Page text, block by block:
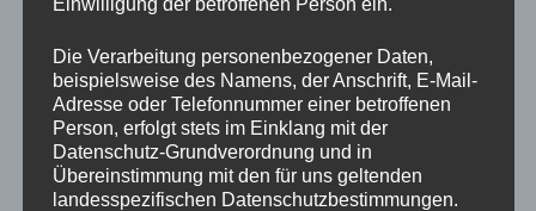
https://bit.ly/kündigung-diechance
#WorkLifeBalance #SinnvollArbeiten #InnererFrieden
#DienstNachVorschrift #Motivation
#Selbstverwirklichung #Stressbewältigung
#Lebensqualität #BerufungFinden #NeueWegeGehen
Die Verarbeitung personenbezogener Daten,
beispielsweise des Namens, der Anschrift, E-Mail-
Adresse oder Telefonnummer einer betroffenen
Person, erfolgt stets im Einklang mit der
Datenschutz-Grundverordnung und in
Übereinstimmung mit den für uns geltenden
landesspezifischen Datenschutzbestimmungen.